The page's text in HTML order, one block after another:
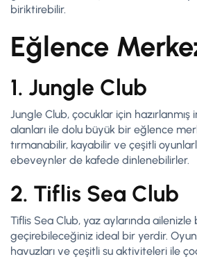
biriktirebilir.
Eğlence
1. Jungle Club
Jungle Club, çocuklar için
alanları ile dolu büyük bir eğlence
tırmanabilir, kayabilir ve çeşitli
ebeveynler de kafede dinlenebilirler.
2. Tiflis Sea Club
Tiflis Sea Club, yaz aylarında
geçirebileceğiniz ideal bir yerdir.
havuzları ve çeşitli su aktiviteleri ile